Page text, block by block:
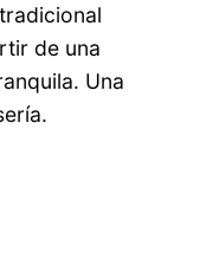
de una
Una